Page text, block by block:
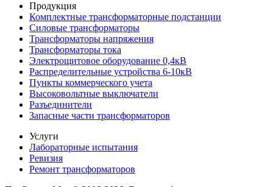
Продукция
Комплектные трансформаторные подстанции
Силовые трансформаторы
Трансформаторы напряжения
Трансформаторы тока
Электрощитовое оборудование 0,4кВ
Распределительные устройства 6-10кВ
Пункты коммерческого учета
Высоковольтные выключатели
Разъединители
Запасные части трансформаторов
Услуги
Лабораторные испытания
Ревизия
Ремонт трансформаторов